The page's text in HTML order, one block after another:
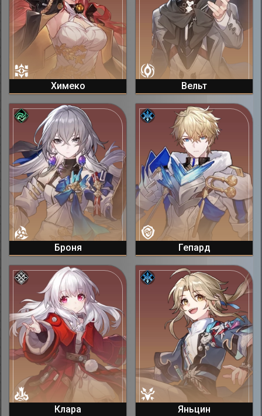
Химеко Вельт
Броня Гепард
Клара Яньцин